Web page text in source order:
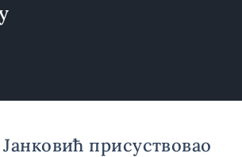
присуствовао